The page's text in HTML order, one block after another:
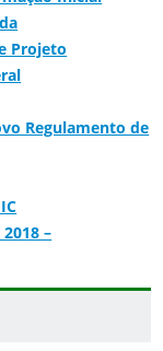
Projeto
Regulamento de
–